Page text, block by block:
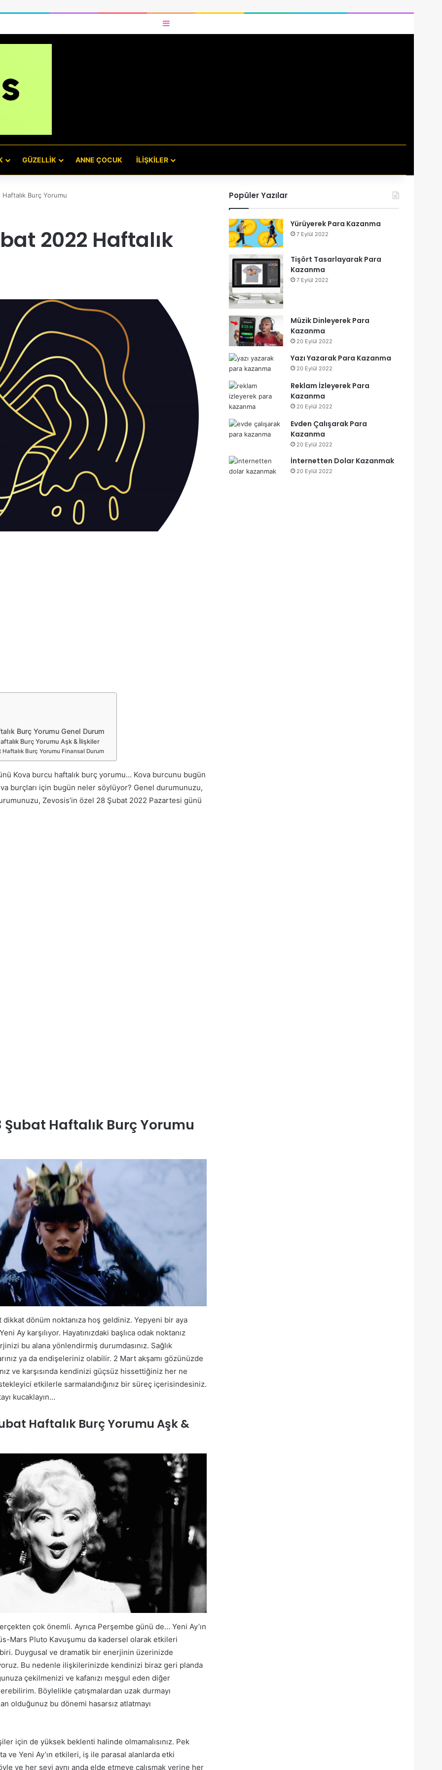
Kenar Bölmesi
GÜZELLIK ANNE ÇOCUK İLIŞKILER
Burç Yorumu
2022 Haftalık
Burç Yorumu Genel Durum
Burç Yorumu Aşk & İlişkiler
Burç Yorumu Finansal Durum
Kova burcu haftalık burç yorumu… Kova burcunu bugün
burçları için bugün neler söylüyor? Genel durumunuzu,
Zevosis’in özel 28 Şubat 2022 Pazartesi günü
Şubat Haftalık Burç Yorumu
dikkat dönüm noktanıza hoş geldiniz. Yepyeni bir aya
Ay karşılıyor. Hayatınızdaki başlıca odak noktanız
bu alana yönlendirmiş durumdasınız. Sağlık
ya da endişeleriniz olabilir. 2 Mart akşamı gözünüzde
ve karşısında kendinizi güçsüz hissettiğiniz her ne
etkilerle sarmalandığınız bir süreç içerisindesiniz.
kucaklayın…
Haftalık Burç Yorumu Aşk &
çok önemli. Ayrıca Perşembe günü de… Yeni Ay’ın
Mars Pluto Kavuşumu da kadersel olarak etkileri
Duygusal ve dramatik bir enerjinin üzerinizde
Bu nedenle ilişkilerinizde kendinizi biraz geri planda
çekilmenizi ve kafanızı meşgul eden diğer
Böylelikle çatışmalardan uzak durmayı
olduğunuz bu dönemi hasarsız atlatmayı
için de yüksek beklenti halinde olmamalısınız. Pek
ve Yeni Ay’ın etkileri, iş ile parasal alanlarda etki
ve her şeyi aynı anda elde etmeye çalışmak yerine her
Popüler Yazılar
Yürüyerek Para Kazanma
7 Eylül 2022
Tişört Tasarlayarak Para
Kazanma
7 Eylül 2022
Müzik Dinleyerek Para
Kazanma
20 Eylül 2022
Yazı Yazarak Para Kazanma
20 Eylül 2022
Reklam İzleyerek Para
Kazanma
20 Eylül 2022
Evden Çalışarak Para
Kazanma
20 Eylül 2022
İnternetten Dolar Kazanmak
20 Eylül 2022